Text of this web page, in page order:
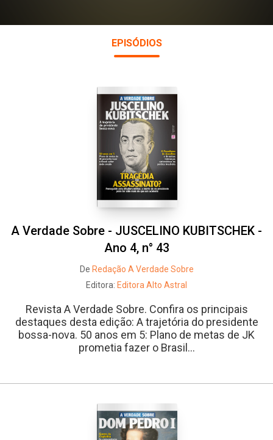
EPISÓDIOS
A Verdade Sobre - JUSCELINO KUBITSCHEK -
Ano 4, n° 43
De Redação A Verdade Sobre
Editora: Editora Alto Astral
Revista A Verdade Sobre. Confira os principais
destaques desta edição: A trajetória do presidente
bossa-nova. 50 anos em 5: Plano de metas de JK
prometia fazer o Brasil...